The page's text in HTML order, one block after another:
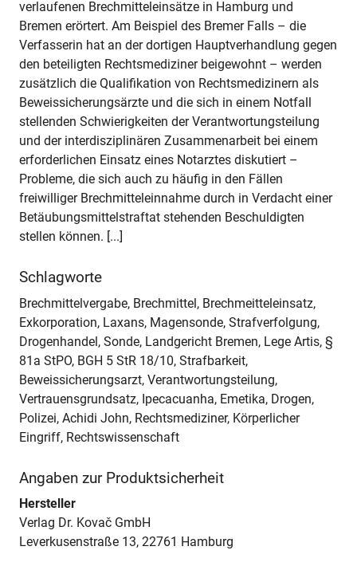
verlaufenen Brechmitteleinsätze in Hamburg und
Bremen erörtert. Am Beispiel des Bremer Falls – die
Verfasserin hat an der dortigen Hauptverhandlung gegen
den beteiligten Rechtsmediziner beigewohnt – werden
zusätzlich die Qualifikation von Rechtsmedizinern als
Beweissicherungsärzte und die sich in einem Notfall
stellenden Schwierigkeiten der Verantwortungsteilung
und der interdisziplinären Zusammenarbeit bei einem
erforderlichen Einsatz eines Notarztes diskutiert –
Probleme, die sich auch zu häufig in den Fällen
freiwilliger Brechmitteleinnahme durch in Verdacht einer
Betäubungsmittelstraftat stehenden Beschuldigten
stellen können. [...]
Schlagworte
Brechmittelvergabe, Brechmittel, Brechmeitteleinsatz,
Exkorporation, Laxans, Magensonde, Strafverfolgung,
Drogenhandel, Sonde, Landgericht Bremen, Lege Artis, §
81a StPO, BGH 5 StR 18/10, Strafbarkeit,
Beweissicherungsarzt, Verantwortungsteilung,
Vertrauensgrundsatz, Ipecacuanha, Emetika, Drogen,
Polizei, Achidi John, Rechtsmediziner, Körperlicher
Eingriff, Rechtswissenschaft
Angaben zur Produktsicherheit
Hersteller
Verlag Dr. Kovač GmbH
Leverkusenstraße 13, 22761 Hamburg